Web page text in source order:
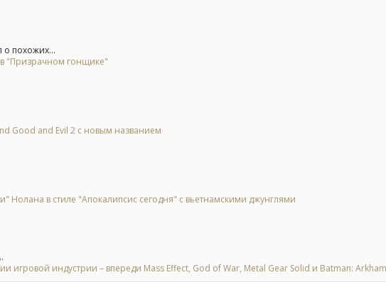
о похожих...
"Призрачном гонщике"
Good and Evil 2 с новым названием
в стиле "Апокалипсис сегодня" с вьетнамскими джунглями
игровой индустрии – впереди Mass Effect, God of War, Metal Gear Solid и Batman: Arkham